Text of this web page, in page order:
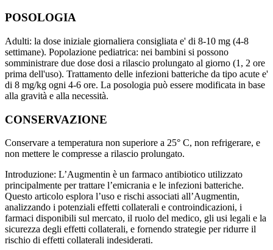
POSOLOGIA
Adulti: la dose iniziale giornaliera consigliata e' di 8-10 mg (4-8
settimane). Popolazione pediatrica: nei bambini si possono
somministrare due dose dosi a rilascio prolungato al giorno (1, 2 ore
prima dell'uso). Trattamento delle infezioni batteriche da tipo acute e'
di 8 mg/kg ogni 4-6 ore. La posologia può essere modificata in base
alla gravità e alla necessità.
CONSERVAZIONE
Conservare a temperatura non superiore a 25° C, non refrigerare, e
non mettere le compresse a rilascio prolungato.
Introduzione: L’Augmentin è un farmaco antibiotico utilizzato
principalmente per trattare l’emicrania e le infezioni batteriche.
Questo articolo esplora l’uso e rischi associati all’Augmentin,
analizzando i potenziali effetti collaterali e controindicazioni, i
farmaci disponibili sul mercato, il ruolo del medico, gli usi legali e la
sicurezza degli effetti collaterali, e fornendo strategie per ridurre il
rischio di effetti collaterali indesiderati.